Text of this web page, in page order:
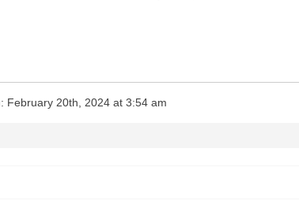
February 20th, 2024 at 3:54 am